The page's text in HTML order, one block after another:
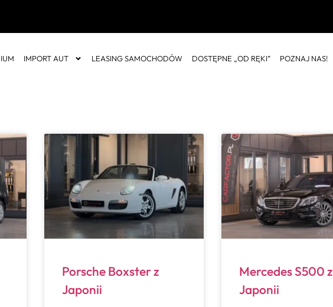
IMPORT AUT LEASING SAMOCHODÓW DOSTĘPNE „OD RĘKI” POZNAJ NAS!
Porsche Boxster z
Japonii
Mercedes S500 z
Japonii